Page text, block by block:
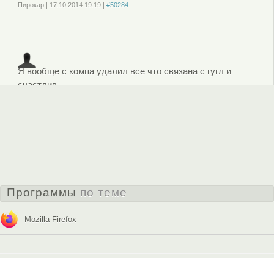
Пирокар | 17.10.2014 19:19 |#50284
Я вообще с компа удалил все что связана с гугл и
счастлив
Программы по теме
Mozilla Firefox